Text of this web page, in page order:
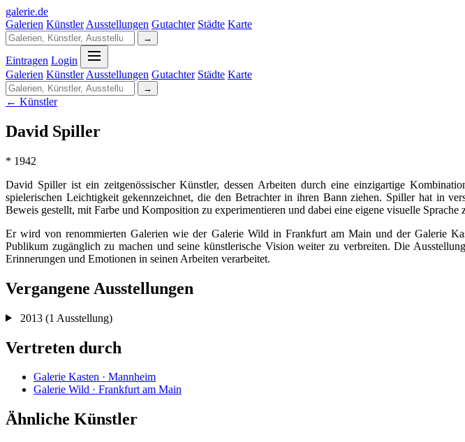
galerie.de
Galerien Künstler Ausstellungen Gutachter Städte Karte
→
Eintragen Login
Galerien Künstler Ausstellungen Gutachter Städte Karte
→
← Künstler
David Spiller
* 1942
David Spiller ist ein zeitgenössischer Künstler, dessen Arbeiten durch eine einzigartige
spielerischen Leichtigkeit gekennzeichnet, die den Betrachter in ihren Bann ziehen. Spiller hat in
Beweis gestellt, mit Farbe und Komposition zu experimentieren und dabei eine eigene visuelle Sprache
Er wird von renommierten Galerien wie der Galerie Wild in Frankfurt am Main und der Galerie
Publikum zugänglich zu machen und seine künstlerische Vision weiter zu verbreiten. Die
Erinnerungen und Emotionen in seinen Arbeiten verarbeitet.
Vergangene Ausstellungen
2013 (1 Ausstellung)
Vertreten durch
Galerie Kasten · Mannheim
Galerie Wild · Frankfurt am Main
Ähnliche Künstler